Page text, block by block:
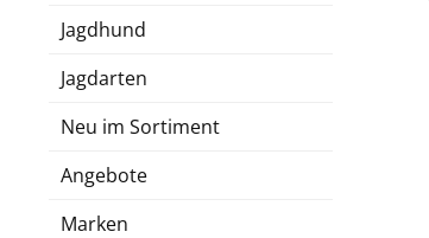
Jagdhund
Jagdarten
Neu im Sortiment
Angebote
Marken